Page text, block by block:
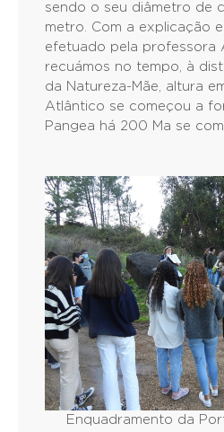
sendo o seu diâmetro de
metro. Com a explicação
efetuado pela professora
recuámos no tempo, à
da Natureza-Mãe, altura
Atlântico se começou a
Pangea há 200 Ma se
Enquadramento da